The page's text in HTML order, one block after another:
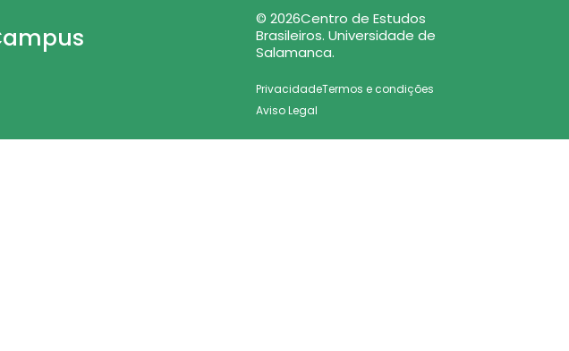
© 2026Centro de Estudos
Brasileiros. Universidade de
Salamanca.
PrivacidadeTermos e condições
Aviso Legal